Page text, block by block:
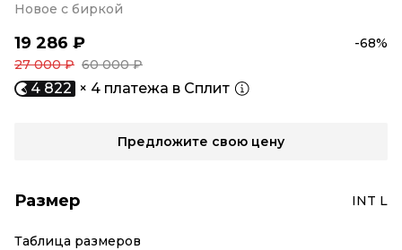
Новое с биркой
19 286 ₽
-68%
27 000 ₽ 60 000 ₽
4 822 × 4 платежа в Сплит
Предложите свою цену
Размер INT L
Таблица размеров